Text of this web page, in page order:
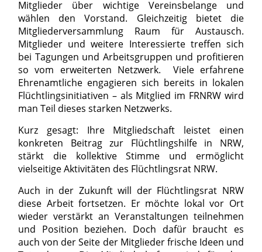
Mitglieder über wichtige Vereinsbelange und
wählen den Vorstand. Gleichzeitig bietet die
Mitgliederversammlung Raum für Austausch.
Mitglieder und weitere Interessierte treffen sich
bei Tagungen und Arbeitsgruppen und profitieren
so vom erweiterten Netzwerk. Viele erfahrene
Ehrenamtliche engagieren sich bereits in lokalen
Flüchtlingsinitiativen – als Mitglied im FRNRW wird
man Teil dieses starken Netzwerks.
Kurz gesagt: Ihre Mitgliedschaft leistet einen
konkreten Beitrag zur Flüchtlingshilfe in NRW,
stärkt die kollektive Stimme und ermöglicht
vielseitige Aktivitäten des Flüchtlingsrat NRW.
Auch in der Zukunft will der Flüchtlingsrat NRW
diese Arbeit fortsetzen. Er möchte lokal vor Ort
wieder verstärkt an Veranstaltungen teilnehmen
und Position beziehen. Doch dafür braucht es
auch von der Seite der Mitglieder frische Ideen und